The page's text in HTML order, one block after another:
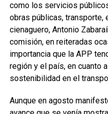
como los servicios
obras públicas, transporte,
cienaguero, Antonio
comisión, en reiteradas
importancia que la APP
región y el país, en cuanto
sostenibilidad en el
Aunque en agosto